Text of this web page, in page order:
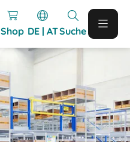
Shop DE | ATSuche